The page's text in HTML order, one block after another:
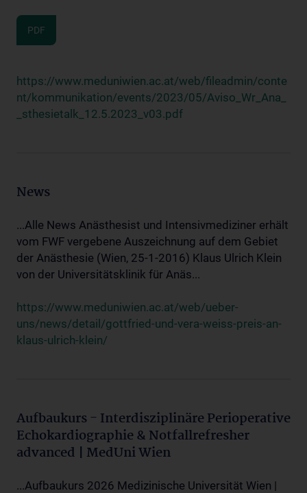
PDF
https://www.meduniwien.ac.at/web/fileadmin/conte
nt/kommunikation/events/2023/05/Aviso_Wr_Ana_
_sthesietalk_12.5.2023_v03.pdf
News
...Alle News Anästhesist und Intensivmediziner erhält
vom FWF vergebene Auszeichnung auf dem Gebiet
der Anästhesie (Wien, 25-1-2016) Klaus Ulrich Klein
von der Universitätsklinik für Anäs...
https://www.meduniwien.ac.at/web/ueber-
uns/news/detail/gottfried-und-vera-weiss-preis-an-
klaus-ulrich-klein/
Aufbaukurs - Interdisziplinäre Perioperative
Echokardiographie & Notfallrefresher
advanced | MedUni Wien
...Aufbaukurs 2026 Medizinische Universität Wien |